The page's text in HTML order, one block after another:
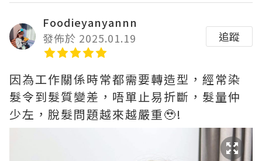
Foodieyanyannn
發佈於 2025.01.19
追蹤
因為工作關係時常都需要轉造型，經常染
髮令到髮質變差，唔單止易折斷，髮量仲
少左，脫髮問題越來越嚴重🥹!